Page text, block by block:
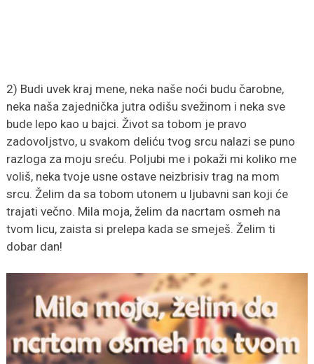
2) Budi uvek kraj mene, neka naše noći budu čarobne,
neka naša zajednička jutra odišu svežinom i neka sve
bude lepo kao u bajci. Život sa tobom je pravo
zadovoljstvo, u svakom deliću tvog srcu nalazi se puno
razloga za moju sreću. Poljubi me i pokaži mi koliko me
voliš, neka tvoje usne ostave neizbrisiv trag na mom
srcu. Želim da sa tobom utonem u ljubavni san koji će
trajati večno. Mila moja, želim da nacrtam osmeh na
tvom licu, zaista si prelepa kada se smeješ. Želim ti
dobar dan!